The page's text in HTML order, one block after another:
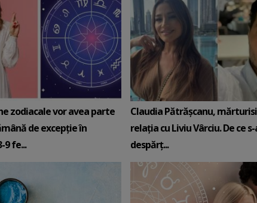
zodiacale vor avea parte
de excepție în
9 fe...
Claudia Pătrășcanu,
relația cu Liviu Vârciu. De ce
despărț...